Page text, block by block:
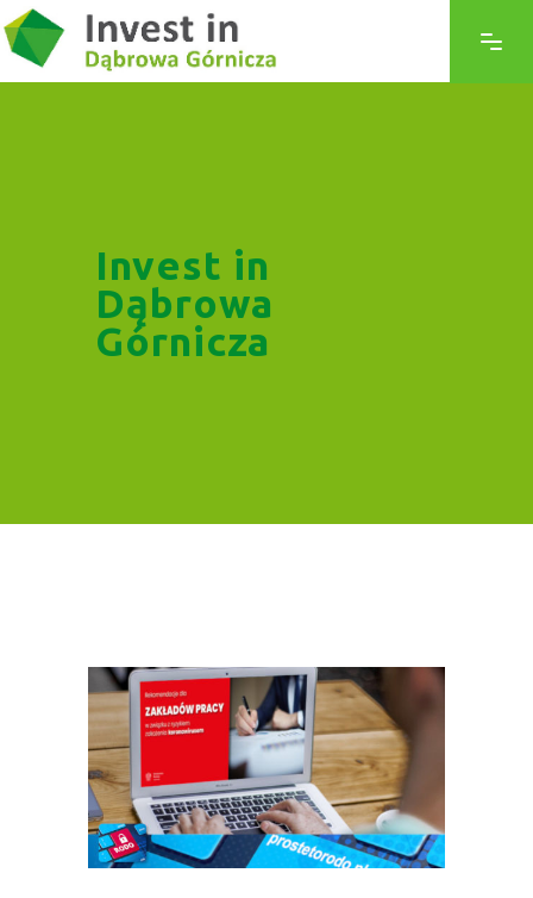
Invest in
Dąbrowa
Górnicza